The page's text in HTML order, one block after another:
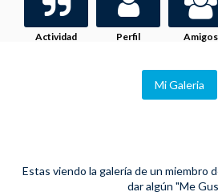
Actividad Perfil Amigos
Mi Galeria
Estas viendo la galería de un miembro
dar algún "Me